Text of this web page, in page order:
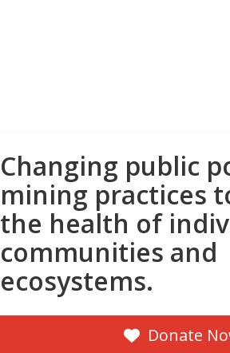
Changing public
mining practices
the health of
communities and
ecosystems.
Donate